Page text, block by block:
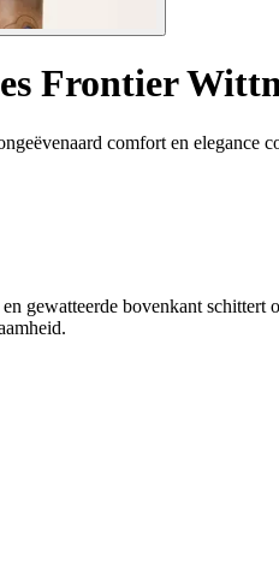
Frontier
comfort en elegance
gewatteerde bovenkant